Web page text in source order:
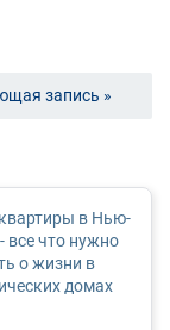
запись »
в Нью-
все что нужно
о жизни в
домах